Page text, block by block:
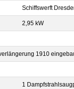
Schiffswerft
2,95 kW
1910
1